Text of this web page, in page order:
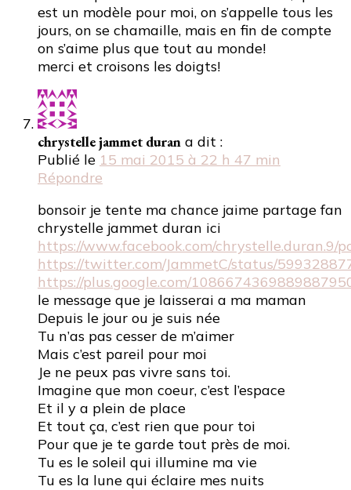
est un modèle pour moi, on s’appelle tous les
jours, on se chamaille, mais en fin de compte
on s’aime plus que tout au monde!
merci et croisons les doigts!
chrystelle jammet duran a dit :
Publié le 15 mai 2015 à 22 h 47 min
Répondre
bonsoir je tente ma chance jaime partage fan
chrystelle jammet duran ici
https://www.facebook.com/chrystelle.duran.9/
https://twitter.com/JammetC/status/
https://plus.google.com/
le message que je laisserai a ma maman
Depuis le jour ou je suis née
Tu n’as pas cesser de m’aimer
Mais c’est pareil pour moi
Je ne peux pas vivre sans toi.
Imagine que mon coeur, c’est l’espace
Et il y a plein de place
Et tout ça, c’est rien que pour toi
Pour que je te garde tout près de moi.
Tu es le soleil qui illumine ma vie
Tu es la lune qui éclaire mes nuits